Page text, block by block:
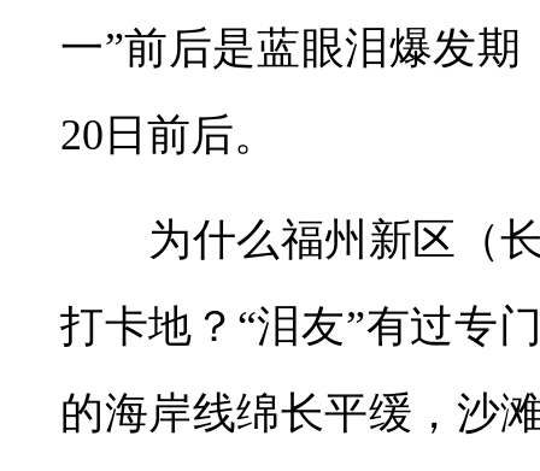
一”前后是蓝眼泪爆发
20日前后。
为什么福州新区（长
打卡地？“泪友”有过专
的海岸线绵长平缓，沙